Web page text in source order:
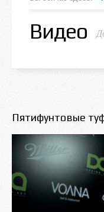
Видео
Пятифунтовые